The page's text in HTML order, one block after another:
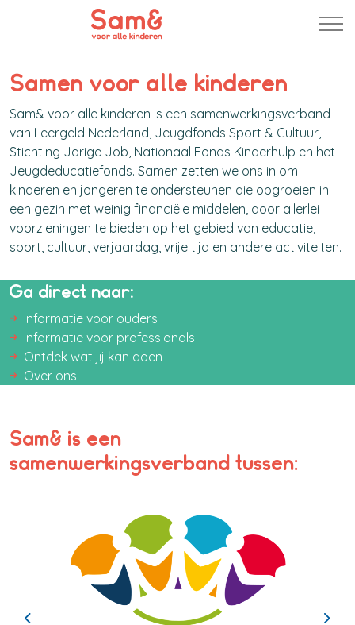
Samen voor alle kinderen
Sam& voor alle kinderen is een samenwerkingsverband
van Leergeld Nederland, Jeugdfonds Sport & Cultuur,
Stichting Jarige Job, Nationaal Fonds Kinderhulp en het
Jeugdeducatiefonds. Samen zetten we ons in om
kinderen en jongeren te ondersteunen die opgroeien in
een gezin met weinig financiële middelen, door allerlei
voorzieningen te bieden op het gebied van educatie,
sport, cultuur, verjaardag, vrije tijd en andere activiteiten.
Ga direct naar:
Informatie voor ouders
Informatie voor professionals
Ontdek wat jij kan doen
Over ons
Sam& is een
samenwerkingsverband tussen: